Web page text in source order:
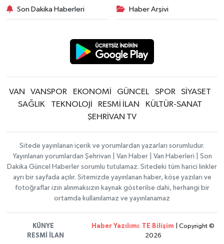
Son Dakika Haberleri Haber Arşivi
VAN VANSPOR EKONOMİ GÜNCEL SPOR
SİYASET
SAĞLIK
TEKNOLOJİ RESMİ İLAN
KÜLTÜR-SANAT
ŞEHRİVAN TV
Sitede yayınlanan içerik ve yorumlardan yazarları sorumludur.
Yayınlanan yorumlardan Şehrivan | Van Haber | Van Haberleri | Son
Dakika Güncel Haberler sorumlu tutulamaz. Sitedeki tüm harici linkler
ayrı bir sayfada açılır. Sitemizde yayınlanan haber, köşe yazıları ve
fotoğraflar izin alınmaksızın kaynak gösterilse dahi, herhangi bir
ortamda kullanılamaz ve yayınlanamaz
KÜNYE
RESMİ İLAN
Haber Yazılımı: TE Bilişim | Copyright ©
2026